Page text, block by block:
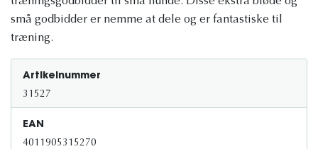
små godbidder er nemme at dele og er fantastiske til
træning.
Artikelnummer
31527
EAN
4011905315270